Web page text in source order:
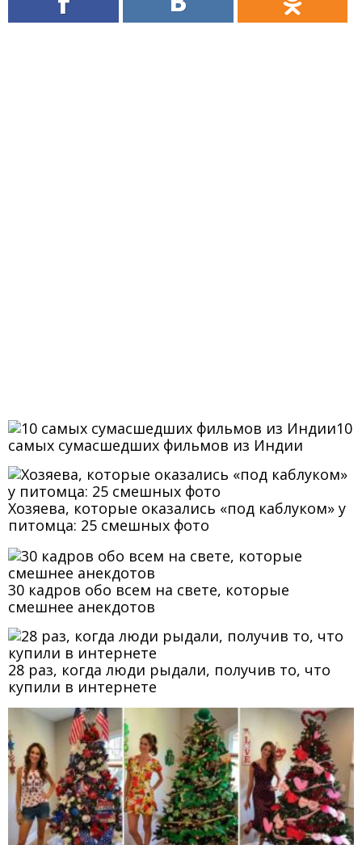
10
самых сумасшедших фильмов из Индии
Хозяева, которые оказались «под каблуком» у
питомца: 25 смешных фото
30 кадров обо всем на свете, которые
смешнее анекдотов
28 раз, когда люди рыдали, получив то, что
купили в интернете